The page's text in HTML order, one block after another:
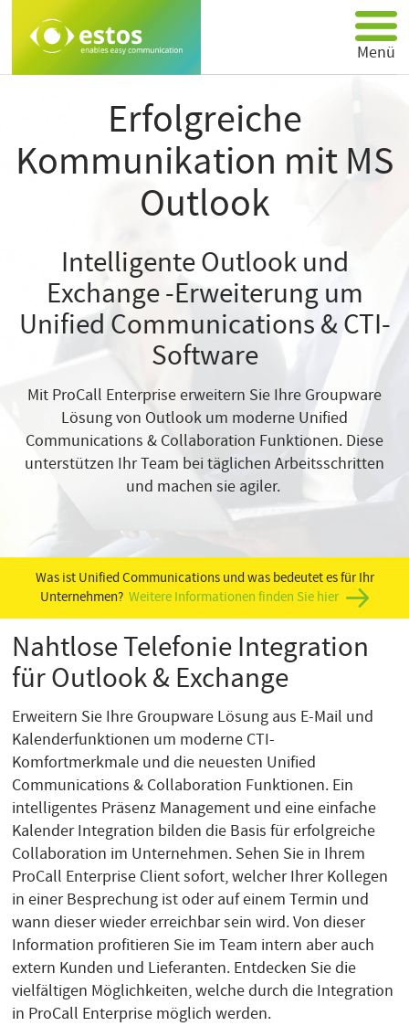
Menü
Über estos
Anwendungen
Kontakt
Erfolgreiche
Kommunikation mit MS
Outlook
Intelligente Outlook und
Exchange -Erweiterung um
Unified Communications & CTI-
Software
Mit ProCall Enterprise erweitern Sie Ihre Groupware
Lösung von Outlook um moderne Unified
Communications & Collaboration Funktionen. Diese
unterstützen Ihr Team bei täglichen Arbeitsschritten
und machen sie agiler.
Was ist Unified Communications und was bedeutet es für Ihr
Unternehmen? Weitere Informationen finden Sie hier
Nahtlose Telefonie Integration
für Outlook & Exchange
Erweitern Sie Ihre Groupware Lösung aus E-Mail und
Kalenderfunktionen um moderne CTI-
Komfortmerkmale und die neuesten Unified
Communications & Collaboration Funktionen. Ein
intelligentes Präsenz Management und eine einfache
Kalender Integration bilden die Basis für erfolgreiche
Collaboration im Unternehmen. Sehen Sie in Ihrem
ProCall Enterprise Client sofort, welcher Ihrer Kollegen
in einer Besprechung ist oder auf einem Termin und
wann dieser wieder erreichbar sein wird. Von dieser
Information profitieren Sie im Team intern aber auch
extern Kunden und Lieferanten. Entdecken Sie die
vielfältigen Möglichkeiten, welche durch die Integration
in ProCall Enterprise möglich werden.